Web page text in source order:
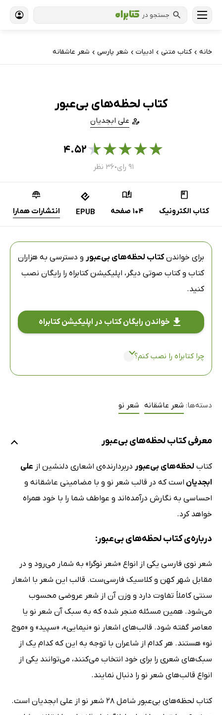
جستجو در
خانه › کتاب‌ متنی › ادبیات › شعر پارسی › شعر عاشقانه
کتاب لحظه‌های بی‌عبور
علی ابجدیان
★
★
★
★
★۴.۵۲
۹۱ رای ● ۳۶ نظر
کتاب الکترونیک 104 صفحه EPUB انتشارات همارا
برای خواندنکتاب لحظه‌های بی‌عبور و دسترسی به هزاران
کتاب و کتاب صوتی دیگر، اپلیکیشن کتابراه را رایگان نصب
کنید.
خواندن رایگان کتاب در اپلیکیشن کتابراه
چرا کتابراه را نصب کنم؟
دسته‌ها: شعر عاشقانه شعر نو
معرفی کتاب لحظه‌های بی‌عبور
کتاب لحظه‌های بی‌عبور دربردارنده‌ی اشعاری دلنشین از علی
ابجدیان است که در قالب شعر نو و با مضامینی عاشقانه و
احساسی به نگارش درآمده‌اند و عواطف شما را با خود همراه
خواهد کرد.
درباره‌ی کتاب لحظه‌های بی‌عبور:
شعر نوی فارسی یکی از انواع «شعر نوگرا» به شمار می‌رود و در
مقابل شهر کهن و کلاسیک فارسی‌ست. قالب این شعر با اشعار
سنتی کاملاً تفاوت دارد و وزن آن از شعر عروضی محسوب
می‌شود. همین مسئله منجر شده که به سبک آن شعر نو یا
معاصر گفته شود. قالب‌های اشعار نو «نیمایی»، «سپید» و «موج
نو» هستند. هر کدام از شاعران با توجه به این که کدام یک از
سبک‌های شعری را برای خود انتخاب می‌کنند، می‌توانند یکی از
انواع قالب‌های شعر نو را دنبال نمایند.
کتاب لحظه‌های بی‌عبور شامل 28 شعر نو از علی ابجدیان است.